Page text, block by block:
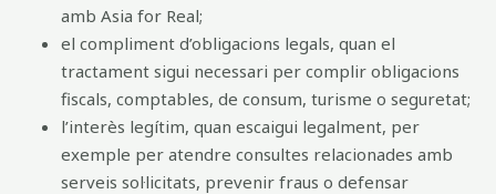
amb Asia for Real;
el compliment d’obligacions legals, quan el
tractament sigui necessari per complir obligacions
fiscals, comptables, de consum, turisme o seguretat;
l’interès legítim, quan escaigui legalment, per
exemple per atendre consultes relacionades amb
serveis sol·licitats, prevenir fraus o defensar